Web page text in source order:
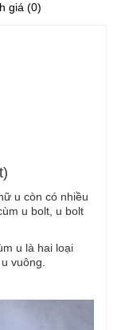
giá (0)
u còn có nhiều
u bolt, u bolt
u là hai loại
vuông.